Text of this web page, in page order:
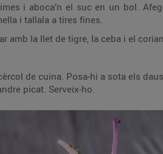
vermell, una
ho tot bé. Pela la ceba vermella i tallala a tires fines.
Talla les supremes de salmó a daus i deixa-les macerar
amb la llet de tigre.
tires de ceba vermella i el coriandre picat. Serveix-ho.